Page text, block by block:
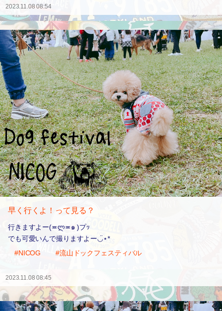
2023.11.08 08:54
早く行くよ！って見る？
行きますよー(≖ლ≖๑ )プｯ
でも可愛いんで撮りますよー◡̈⋆*
#NICOG
#流山ドックフェスティバル
2023.11.08 08:45